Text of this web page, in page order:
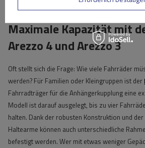
ermöglichen.
Maximale Kapazität mit
Arezzo 4 und Arezzo 3
Oft stellt sich die Frage: Wie viele Fahrräder
werden? Für Familien oder Kleingruppen ist der
Fahrradträger für die Anhängerkupplung eine
Modell ist darauf ausgelegt, bis zu vier
halten. Dank der robusten Konstruktion und
Haltearme können auch unterschiedliche
befestigt werden. Wer mit etwas weniger